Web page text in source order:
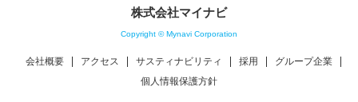
株式会社マイナビ
Copyright © Mynavi Corporation
会社概要 アクセス サスティナビリティ 採用
グループ企業
個人情報保護方針